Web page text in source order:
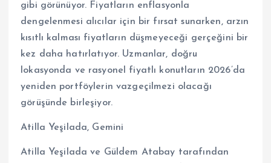
gibi görünüyor. Fiyatların enflasyonla
dengelenmesi alıcılar için bir fırsat sunarken, arzın
kısıtlı kalması fiyatların düşmeyeceği gerçeğini bir
kez daha hatırlatıyor. Uzmanlar, doğru
lokasyonda ve rasyonel fiyatlı konutların 2026’da
yeniden portföylerin vazgeçilmezi olacağı
görüşünde birleşiyor.
Atilla Yeşilada, Gemini
Atilla Yeşilada ve Güldem Atabay tarafından